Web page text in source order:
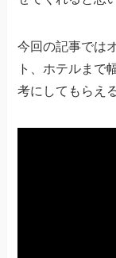
今回の記事では
ト、ホテルまで
考にしてもらえ